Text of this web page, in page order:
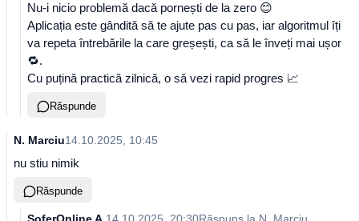
Nu-i nicio problemă dacă pornești de la zero 😊
Aplicația este gândită să te ajute pas cu pas, iar algoritmul îți
va repeta întrebările la care greșești, ca să le înveți mai ușor
🔁.
Cu puțină practică zilnică, o să vezi rapid progres 📈
Răspunde
N. Marciu14.10.2025, 10:45
nu stiu nimik
Răspunde